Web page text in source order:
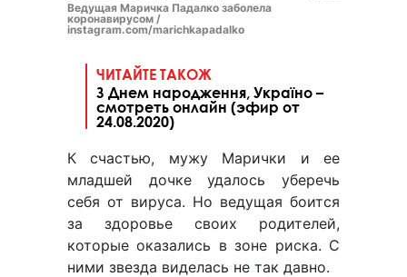
Ведущая Маричка Падалко заболела
коронавирусом /
instagram.com/marichkapadalko
ЧИТАЙТЕ ТАКОЖ
З Днем народження, Україно –
смотреть онлайн (эфир от
24.08.2020)
К счастью, мужу Марички и ее
младшей дочке удалось уберечь
себя от вируса. Но ведущая боится
за здоровье своих родителей,
которые оказались в зоне риска. С
ними звезда виделась не так давно.